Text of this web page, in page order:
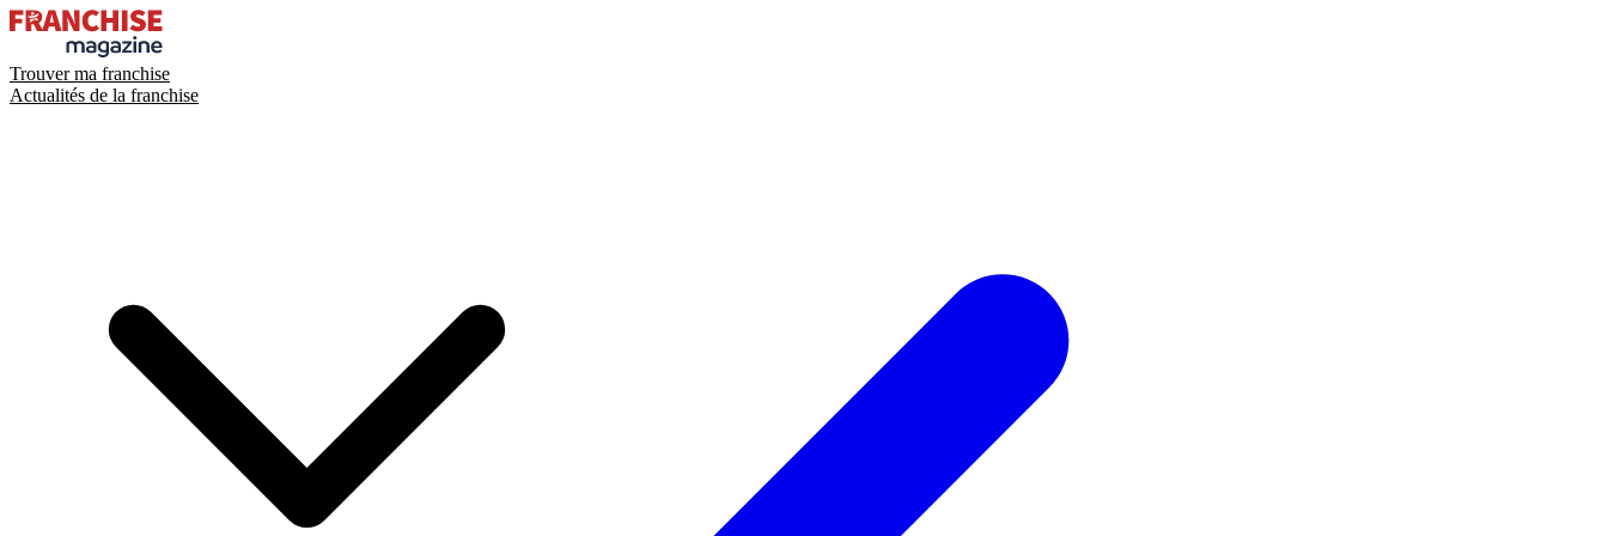
Trouver ma franchise
Actualités de la franchise